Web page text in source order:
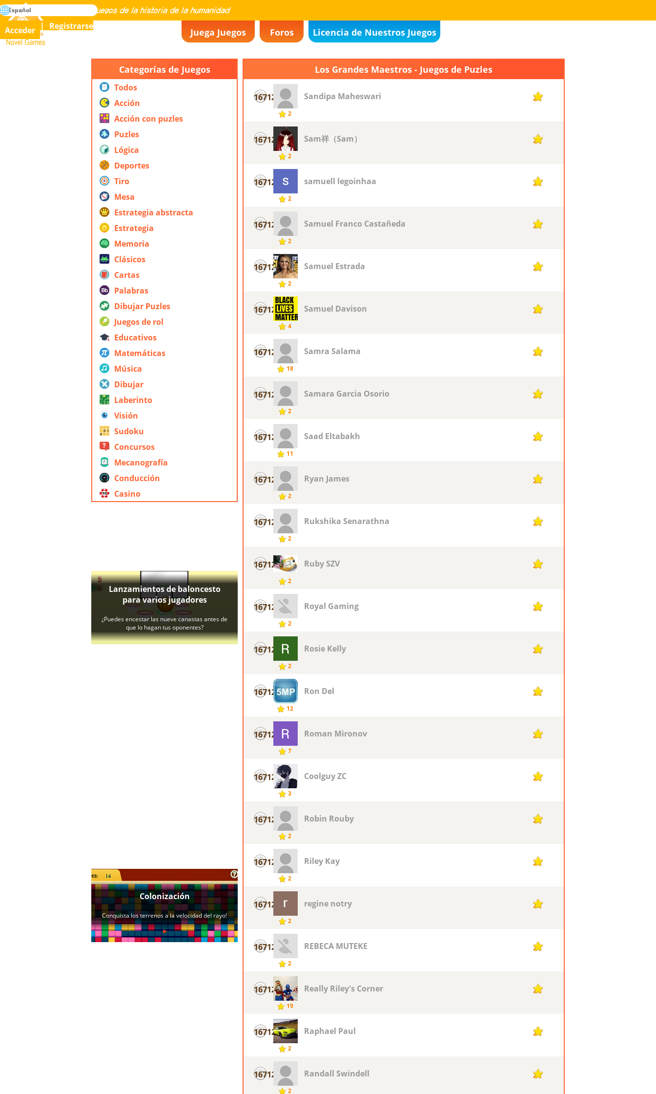
Novel Games
Maestría en todos los juegos de la historia de la humanidad
búsqueda
Juega Juegos Foros Licencia de Nuestros Juegos
Acceder Registrarse
Español
Categorías de Juegos
Todos
Acción
Acción con puzles
Puzles
Lógica
Deportes
Tiro
Mesa
Estrategia abstracta
Estrategia
Memoria
Clásicos
Cartas
Palabras
Dibujar Puzles
Juegos de rol
Educativos
Matemáticas
Música
Dibujar
Laberinto
Visión
Sudoku
Concursos
Mecanografía
Conducción
Casino
Los Grandes Maestros - Juegos de Puzles
16712
2
Sandipa Maheswari 2
16712
2
Sam祥（Sam） 2
16712
2
samuell legoinhaa 2
16712
2
Samuel Franco Castañeda 2
16712
2
Samuel Estrada 2
16712
4
Samuel Davison 2
16712
18
Samra Salama 2
16712
2
Samara Garcia Osorio 2
16712
11
Saad Eltabakh 2
16712
2
Ryan James 2
16712
2
Rukshika Senarathna 2
16712
2
Ruby SZV 2
16712
2
Royal Gaming 2
16712
2
Rosie Kelly 2
16712
12
Ron Del 2
16712
7
Roman Mironov 2
16712
3
Coolguy ZC 2
16712
2
Robin Rouby 2
16712
2
Riley Kay 2
16712
2
regine notry 2
16712
2
REBECA MUTEKE 2
16712
19
Really Riley's Corner 2
16712
2
Raphael Paul 2
16712
2
Randall Swindell 2